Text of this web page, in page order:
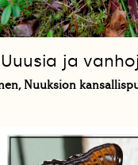
Uuusia ja
Nuuksion